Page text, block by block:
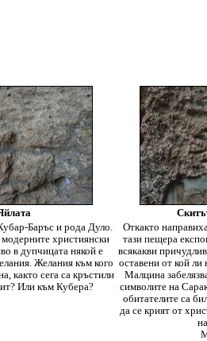
Баръс и рода Дуло.
християнски
в дупчицата някой е
Желания към кого
както сега са кръстили
Или към Кубера?
Откакто
тази пещера
всякакви
оставени от кой ли
Малцина
символите на
обитателите са
да се крият от